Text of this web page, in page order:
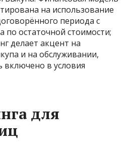
на использование
периода с
по остаточной стоимости;
делает акцент на
и на обслуживании,
в условия
для